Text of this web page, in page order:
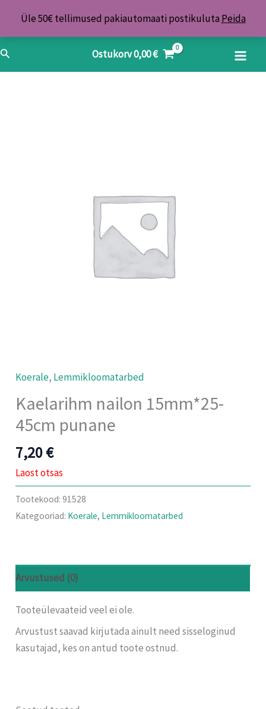
Üle 50€ tellimused pakiautomaati postikuluta Peida
content
Search Ostukorv0,00€
Koerale, Lemmikloomatarbed
Kaelarihm nailon 15mm*25-
45cm punane
7,20€
Laost otsas
Tootekood:91528
Kategooriad: Koerale, Lemmikloomatarbed
Arvustused (0)
Tooteülevaateid veel ei ole.
Arvustust saavad kirjutada ainult need sisseloginud
kasutajad, kes on antud toote ostnud.